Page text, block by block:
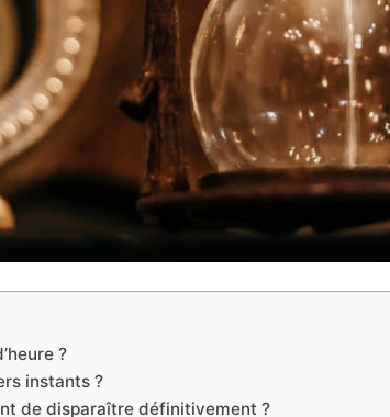
?
instants ?
de disparaître définitivement ?